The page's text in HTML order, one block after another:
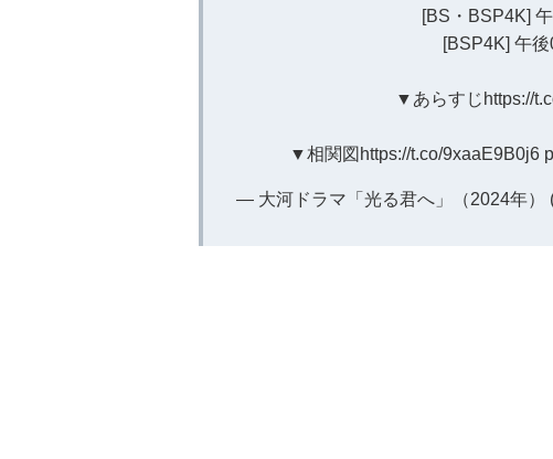
[BS・BSP4K]
[BSP4K] 午
▼あらすじ https://
▼相関図 https://t.co/9xaaE9B0j6
— 大河ドラマ「光る君へ」（2024年）